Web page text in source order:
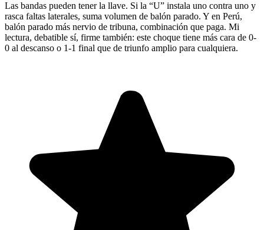
Las bandas pueden tener la llave. Si la “U” instala uno contra uno y
rasca faltas laterales, suma volumen de balón parado. Y en Perú,
balón parado más nervio de tribuna, combinación que paga. Mi
lectura, debatible sí, firme también: este choque tiene más cara de 0-
0 al descanso o 1-1 final que de triunfo amplio para cualquiera.